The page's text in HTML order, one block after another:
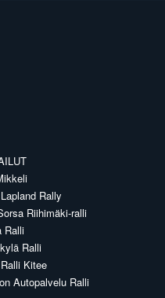
Rally
Riihimäki-ralli
Ralli
Ralli
Kitee
Autopalvelu Ralli